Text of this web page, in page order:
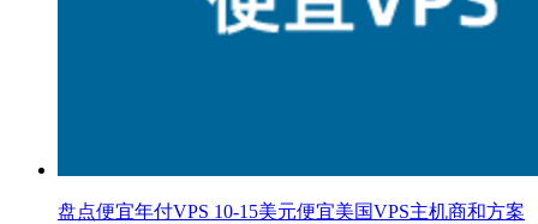
盘点便宜年付VPS 10-15美元便宜美国VPS主机商和方案